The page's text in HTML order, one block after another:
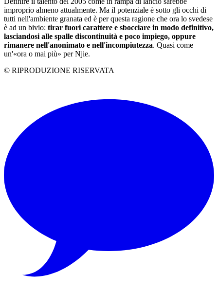
improprio almeno attualmente. Ma il potenziale è sotto gli occhi di
tutti nell'ambiente granata ed è per questa ragione che ora lo svedese
è ad un bivio: tirar fuori carattere e sbocciare in modo definitivo,
lasciandosi alle spalle discontinuità e poco impiego, oppure
rimanere nell'anonimato e nell'incompiutezza. Quasi come
un'«ora o mai più» per Njie.
© RIPRODUZIONE RISERVATA